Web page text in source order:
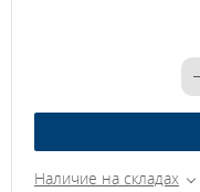
Наличие на складах